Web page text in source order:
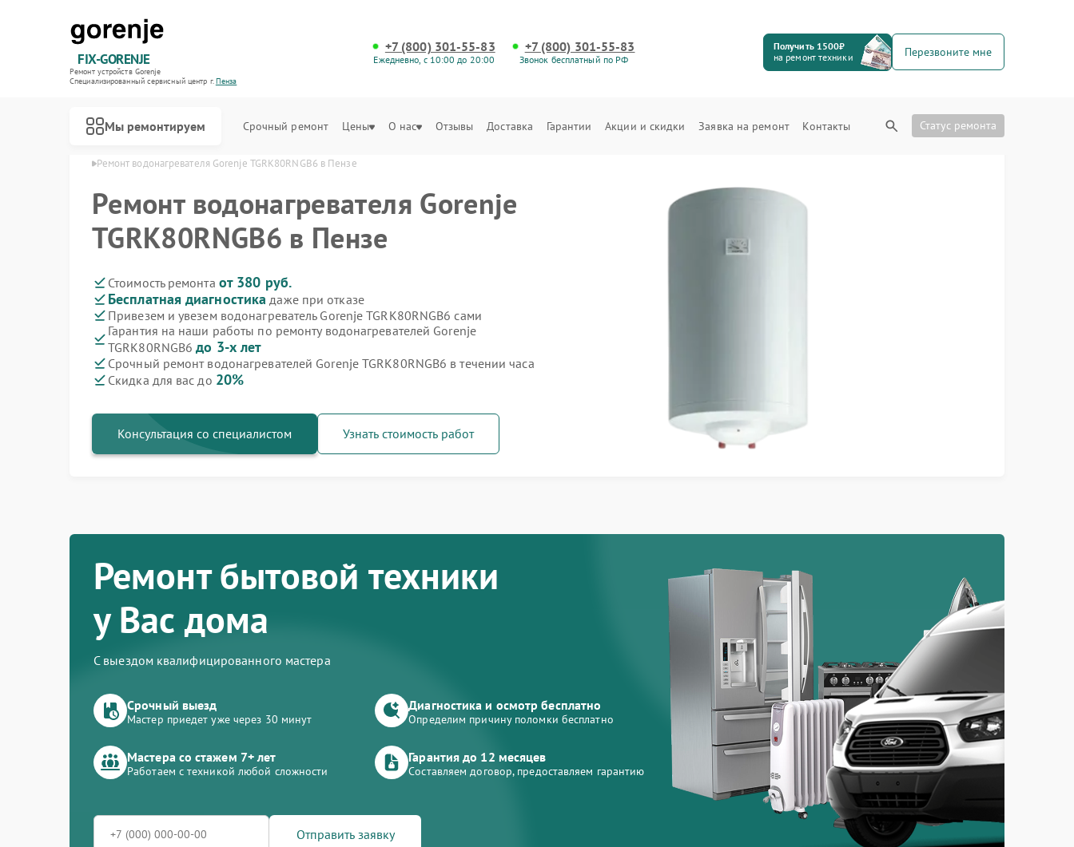
FIX-GORENJE
Ремонт устройств Gorenje
Специализированный cервисный центр г.Пенза
+7 (800) 301-55-83
Ежедневно, с 10:00 до 20:00
+7 (800) 301-55-83
Звонок бесплатный по РФ
Получить 1500₽
на ремонт техники
Перезвоните мне
Мы ремонтируем Срочный ремонт Цены О нас Отзывы Доставка Гарантии Акции и скидки Заявка на ремонт Контакты Статус ремонта
Ремонт водонагревателя Gorenje TGRK80RNGB6 в Пензе
Ремонт водонагревателя Gorenje
TGRK80RNGB6 в Пензе
Стоимость ремонта от 380 руб.
Бесплатная диагностика даже при отказе
Привезем и увезем водонагреватель Gorenje TGRK80RNGB6 сами
Гарантия на наши работы по ремонту водонагревателей Gorenje
TGRK80RNGB6до 3-х лет
Срочный ремонт водонагревателей Gorenje TGRK80RNGB6 в течении часа
Скидка для вас до 20%
Консультация со специалистом Узнать стоимость работ
Ремонт бытовой техники
у Вас дома
С выездом квалифицированного мастера
Срочный выезд
Мастер приедет уже через 30 минут
Диагностика и осмотр бесплатно
Определим причину поломки бесплатно
Мастера со стажем 7+ лет
Работаем с техникой любой сложности
Гарантия до 12 месяцев
Составляем договор, предоставляем гарантию
Отправить заявку